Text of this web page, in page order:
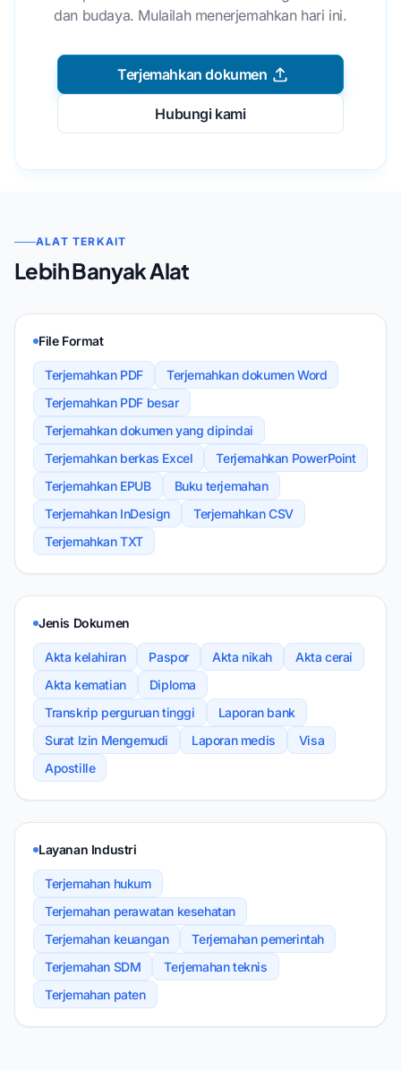
dan budaya. Mulailah menerjemahkan hari ini.
Terjemahkan dokumen
Hubungi kami
ALAT TERKAIT
Lebih Banyak Alat
File Format
Terjemahkan PDF
Terjemahkan dokumen Word
Terjemahkan PDF besar
Terjemahkan dokumen yang dipindai
Terjemahkan berkas Excel
Terjemahkan PowerPoint
Terjemahkan EPUB
Buku terjemahan
Terjemahkan InDesign
Terjemahkan CSV
Terjemahkan TXT
Jenis Dokumen
Akta kelahiran Paspor Akta nikah
Akta cerai
Akta kematian
Diploma
Transkrip perguruan tinggi
Laporan bank
Surat Izin Mengemudi
Laporan medis
Visa
Apostille
Layanan Industri
Terjemahan hukum
Terjemahan perawatan kesehatan
Terjemahan keuangan
Terjemahan pemerintah
Terjemahan SDM
Terjemahan teknis
Terjemahan paten